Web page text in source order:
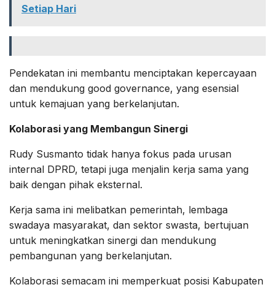
Setiap Hari
Pendekatan ini membantu menciptakan kepercayaan
dan mendukung good governance, yang esensial
untuk kemajuan yang berkelanjutan.
Kolaborasi yang Membangun Sinergi
Rudy Susmanto tidak hanya fokus pada urusan
internal DPRD, tetapi juga menjalin kerja sama yang
baik dengan pihak eksternal.
Kerja sama ini melibatkan pemerintah, lembaga
swadaya masyarakat, dan sektor swasta, bertujuan
untuk meningkatkan sinergi dan mendukung
pembangunan yang berkelanjutan.
Kolaborasi semacam ini memperkuat posisi Kabupaten